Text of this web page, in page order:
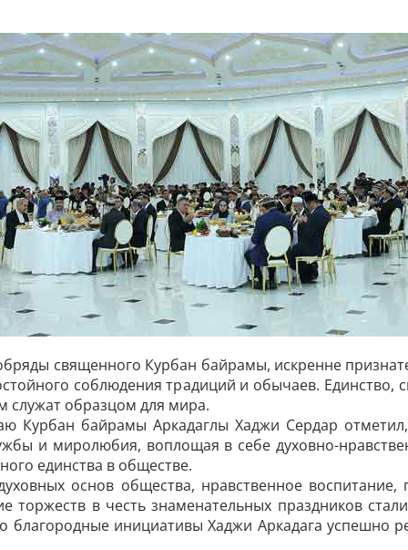
священного Курбан байрамы, искренне
соблюдения традиций и обычаев. Единство,
образцом для мира.
Курбан байрамы ­Аркадаглы Хаджи Сердар
и миролюбия, воплощая в себе духовно-
единства в обществе.
основ общества, нравственное
в честь знаменательных праздников
благородные инициативы Хаджи Аркадага успешно